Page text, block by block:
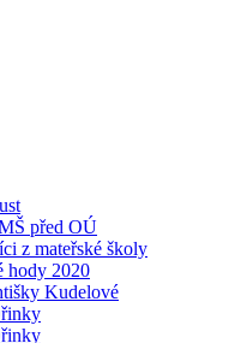
před OÚ
z mateřské školy
hody 2020
Kudelové